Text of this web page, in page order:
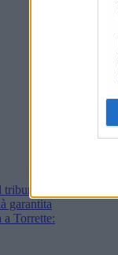
garantita
Torrette: